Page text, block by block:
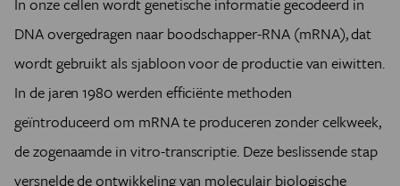
DNA overgedragen naar boodschapper-RNA (mRNA), dat
wordt gebruikt als sjabloon voor de productie van eiwitten.
In de jaren 1980 werden efficiënte methoden
geïntroduceerd om mRNA te produceren zonder celkweek,
de zogenaamde in vitro-transcriptie. Deze beslissende stap
versnelde de ontwikkeling van moleculair biologische